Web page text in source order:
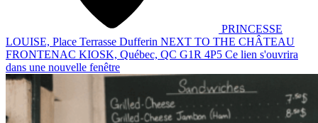
PRINCESSE
LOUISE, Place Terrasse Dufferin NEXT TO THE CHÂTEAU
FRONTENAC KIOSK, Québec, QC G1R 4P5 Ce lien s'ouvrira
dans une nouvelle fenêtre